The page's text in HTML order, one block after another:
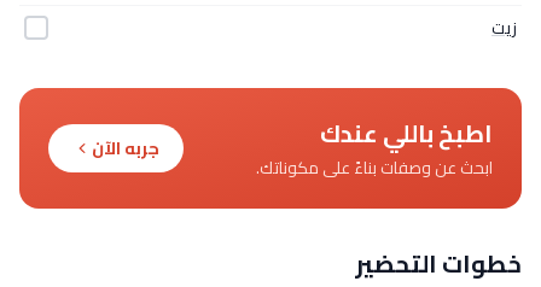
زيت
اطبخ باللي عندك
ابحث عن وصفات بناءً على مكوناتك.
جربه الآن
خطوات التحضير